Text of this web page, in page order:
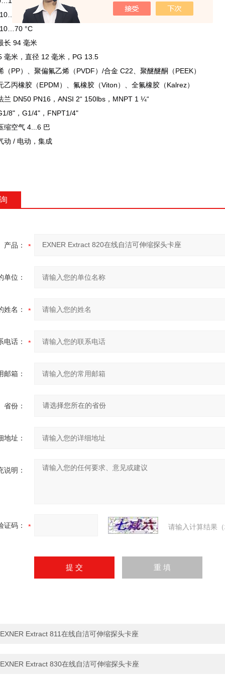
°C
°C
长 94 毫米
毫米，直径 12 毫米， PG 13.5
（PP）、聚偏氟乙烯（PVDF） /合金 C22 、聚醚醚酮（PEEK）
乙丙橡胶（EPDM）、氟橡胶（Viton）、全氟橡胶（Kalrez）
兰 DN50 PN16 ， ANSI 2“ 150lbs ， MNPT 1 ¼“
8" ， G1/4" ， FNPT1/4"
缩空气 4...6 巴
动 / 电动，集成
产品：
单位：
姓名：
电话：
邮箱：
省份：
地址：
说明：
证码： 请输入计算结果
EXNER Extract 811在线自洁可伸缩探头卡座
EXNER Extract 830在线自洁可伸缩探头卡座